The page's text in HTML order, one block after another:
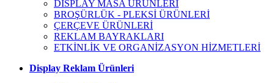
DİSPLAY MASA ÜRÜNLERİ
BROŞÜRLÜK - PLEKSİ ÜRÜNLERİ
ÇERÇEVE ÜRÜNLERİ
REKLAM BAYRAKLARI
ETKİNLİK VE ORGANİZASYON HİZMETLERİ
Display Reklam Ürünleri